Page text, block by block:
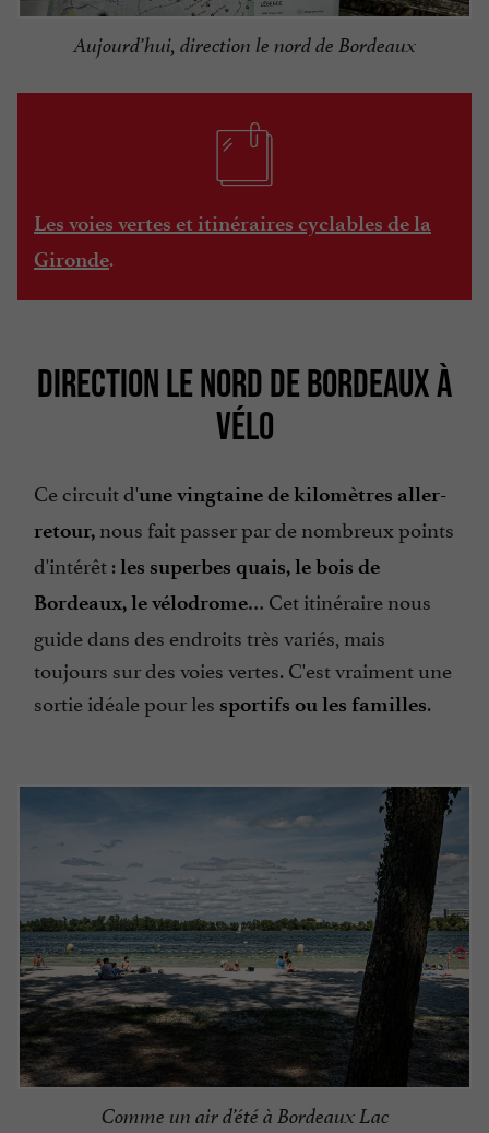
Aujourd’hui, direction le nord de Bordeaux
Les voies vertes et itinéraires cyclables de la
Gironde.
DIRECTION LE NORD DE BORDEAUX À
VÉLO
Ce circuit d'une vingtaine de kilomètres aller-
retour, nous fait passer par de nombreux points
d'intérêt :les superbes quais, le bois de
Bordeaux, le vélodrome… Cet itinéraire nous
guide dans des endroits très variés, mais
toujours sur des voies vertes. C'est vraiment une
sortie idéale pour les sportifs ou les familles.
Comme un air d’été à Bordeaux Lac